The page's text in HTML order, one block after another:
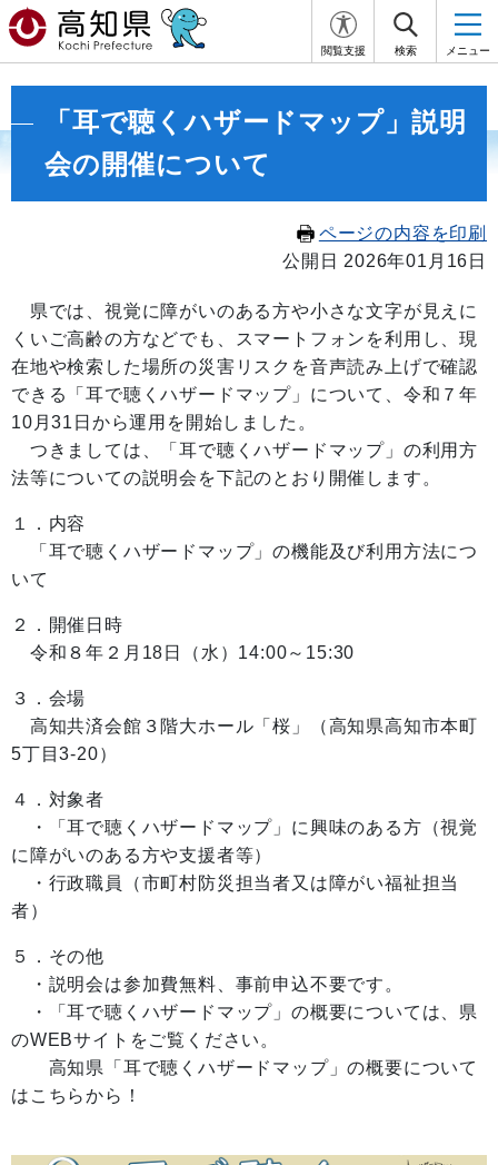
閲覧支援 検索 メニュー
「耳で聴くハザードマップ」説明
会の開催について
ページの内容を印刷
公開日 2026年01月16日
県では、視覚に障がいのある方や小さな文字が見えに
くいご高齢の方などでも、スマートフォンを利用し、現
在地や検索した場所の災害リスクを音声読み上げで確認
できる「耳で聴くハザードマップ」について、令和７年
10月31日から運用を開始しました。
つきましては、「耳で聴くハザードマップ」の利用方
法等についての説明会を下記のとおり開催します。
１．内容
「耳で聴くハザードマップ」の機能及び利用方法につ
いて
２．開催日時
令和８年２月18日（水）14:00～15:30
３．会場
高知共済会館３階大ホール「桜」（高知県高知市本町
5丁目3-20）
４．対象者
・「耳で聴くハザードマップ」に興味のある方（視覚
に障がいのある方や支援者等）
・行政職員（市町村防災担当者又は障がい福祉担当
者）
５．その他
・説明会は参加費無料、事前申込不要です。
・「耳で聴くハザードマップ」の概要については、県
のWEBサイトをご覧ください。
高知県「耳で聴くハザードマップ」の概要について
はこちらから！